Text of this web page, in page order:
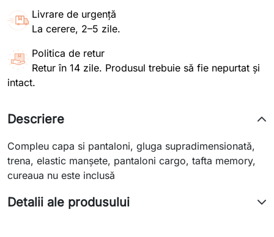
Livrare de urgență
La cerere, 2–5 zile.
Politica de retur
Retur în 14 zile. Produsul trebuie să fie nepurtat și
intact.
Descriere
Compleu capa si pantaloni, gluga supradimensionată,
trena, elastic manșete, pantaloni cargo, tafta memory,
cureaua nu este inclusă
Detalii ale produsului